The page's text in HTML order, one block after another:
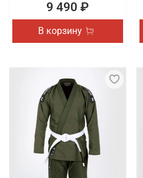
9 490 ₽
В корзину